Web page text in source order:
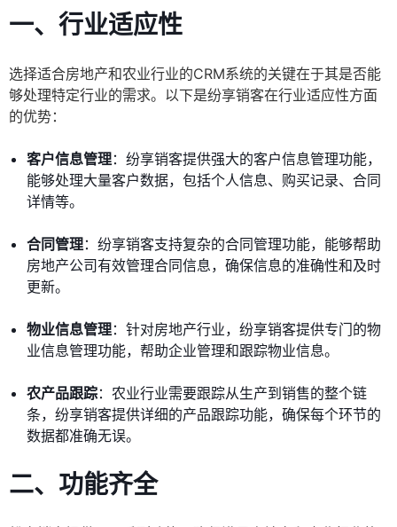
一、行业适应性
选择适合房地产和农业行业的CRM系统的关键在于其是否能
够处理特定行业的需求。以下是纷享销客在行业适应性方面
的优势：
客户信息管理：纷享销客提供强大的客户信息管理功能，
能够处理大量客户数据，包括个人信息、购买记录、合同
详情等。
合同管理：纷享销客支持复杂的合同管理功能，能够帮助
房地产公司有效管理合同信息，确保信息的准确性和及时
更新。
物业信息管理：针对房地产行业，纷享销客提供专门的物
业信息管理功能，帮助企业管理和跟踪物业信息。
农产品跟踪：农业行业需要跟踪从生产到销售的整个链
条，纷享销客提供详细的产品跟踪功能，确保每个环节的
数据都准确无误。
二、功能齐全